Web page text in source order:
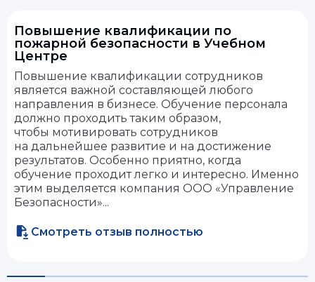
Повышение квалификации по
пожарной безопасности в Учебном
Центре
Повышение квалификации сотрудников
является важной составляющей любого
направления в бизнесе. Обучение персонала
должно проходить таким образом,
чтобы мотивировать сотрудников
на дальнейшее развитие и на достижение
результатов. Особенно приятно, когда
обучение проходит легко и интересно. Именно
этим выделяется компания ООО «Управление
Безопасности»...
Смотреть отзыв полностью